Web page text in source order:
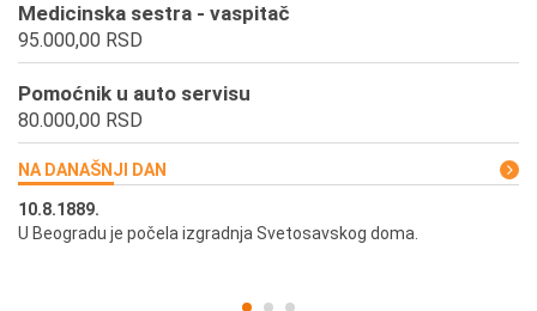
Medicinska sestra - vaspitač
95.000,00 RSD
Pomoćnik u auto servisu
80.000,00 RSD
NA DANAŠNJI DAN
10.8.1889.
U Beogradu je počela izgradnja Svetosavskog doma.